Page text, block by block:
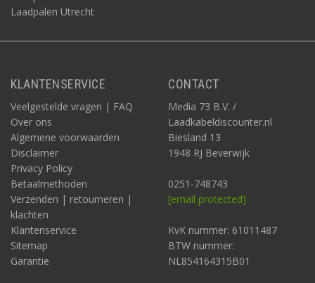
Laadpalen Utrecht
KLANTENSERVICE
Veelgestelde vragen | FAQ
Over ons
Algemene voorwaarden
Disclaimer
Privacy Policy
Betaalmethoden
Verzenden | retourneren |
klachten
Klantenservice
Sitemap
Garantie
CONTACT
Media 73 B.V. /
Laadkabeldiscounter.nl
Biesland 13
1948 RJ Beverwijk
0251-748743
[email protected]
KvK nummer: 61011487
BTW nummer:
NL854164315B01